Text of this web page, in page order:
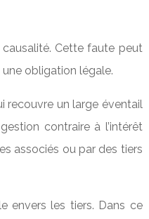
Cette faute peut
une obligation légale.
recouvre un large éventail
contraire à l’intérêt
associés ou par des tiers
envers les tiers. Dans ce